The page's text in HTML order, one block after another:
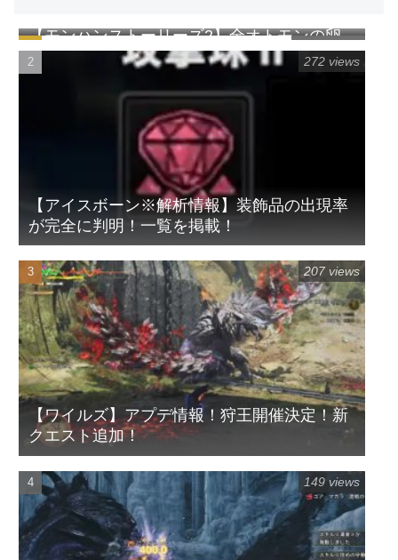
【モンハンストーリーズ2】全オトモンの卵
の見た目一覧表（早見表）
【アイスボーン※解析情報】装飾品の出現率
が完全に判明！一覧を掲載！
272 views
【ワイルズ】アプデ情報！狩王開催決定！新
クエスト追加！
207 views
149 views